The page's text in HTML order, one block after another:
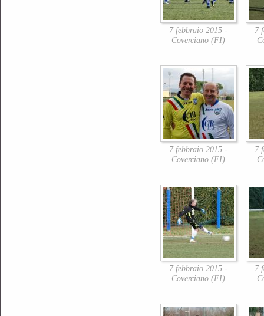
7 febbraio 2015 -
Coverciano (FI)
7
7 febbraio 2015 -
Coverciano (FI)
7
7 febbraio 2015 -
Coverciano (FI)
7